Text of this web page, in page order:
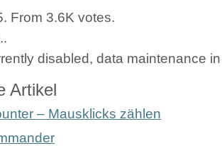
From 3.6K votes.
disabled, data maintenance
Artikel
– Mausklicks zählen